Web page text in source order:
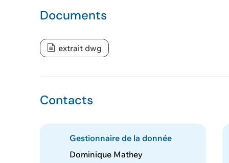
Documents
extrait dwg
Contacts
Gestionnaire de la donnée
Dominique Mathey